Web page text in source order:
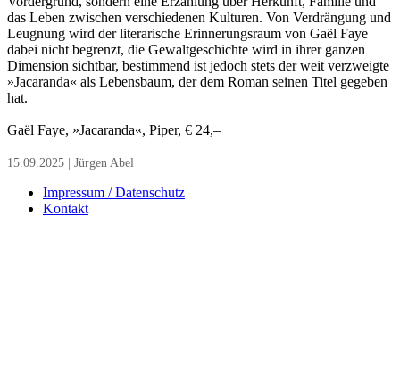
das Leben zwischen verschiedenen Kulturen. Von Verdrängung und
Leugnung wird der literarische Erinnerungsraum von Gaël Faye
dabei nicht begrenzt, die Gewaltgeschichte wird in ihrer ganzen
Dimension sichtbar, bestimmend ist jedoch stets der weit verzweigte
»Jacaranda« als Lebensbaum, der dem Roman seinen Titel gegeben
hat.
Gaël Faye, »Jacaranda«, Piper, € 24,–
15.09.2025 | Jürgen Abel
Impressum / Datenschutz
Kontakt